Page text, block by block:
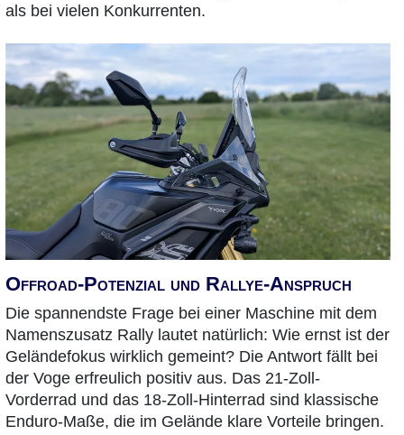
als bei vielen Konkurrenten.
Offroad-Potenzial und Rallye-Anspruch
Die spannendste Frage bei einer Maschine mit dem
Namenszusatz Rally lautet natürlich: Wie ernst ist der
Geländefokus wirklich gemeint? Die Antwort fällt bei
der Voge erfreulich positiv aus. Das 21-Zoll-
Vorderrad und das 18-Zoll-Hinterrad sind klassische
Enduro-Maße, die im Gelände klare Vorteile bringen.